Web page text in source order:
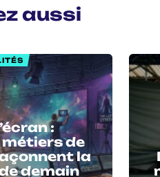
aussi
:
de
la
demain